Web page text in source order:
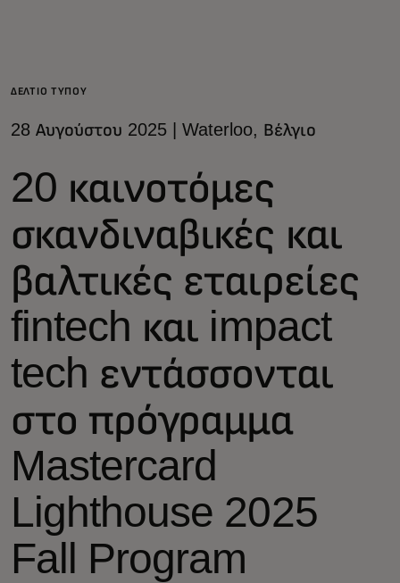
Για επιχειρήσεις
Για τον κόσμο
Για καινοτόμους
Νέα και τάσεις
ΔΕΛΤΙΟ ΤΥΠΟΥ
28 Αυγούστου 2025 | Waterloo, Βέλγιο
20 καινοτόμες
σκανδιναβικές και
βαλτικές εταιρείες
fintech και impact
tech εντάσσονται
στο πρόγραμμα
Mastercard
Lighthouse 2025
Fall Program